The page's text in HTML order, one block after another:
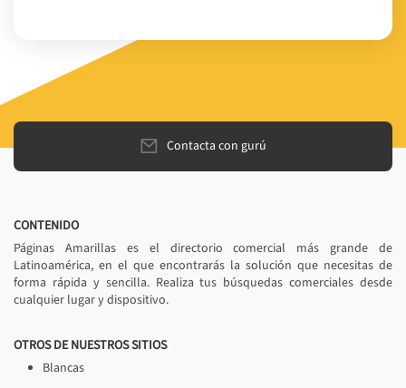
Contacta con gurú
CONTENIDO
Páginas Amarillas es el directorio comercial más grande de
Latinoamérica, en el que encontrarás la solución que necesitas de
forma rápida y sencilla. Realiza tus búsquedas comerciales desde
cualquier lugar y dispositivo.
OTROS DE NUESTROS SITIOS
Blancas